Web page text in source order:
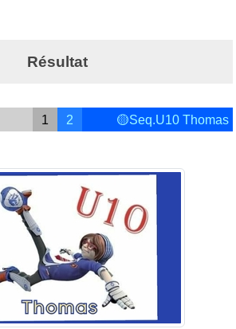
Résultat
1 2 🟡Seq.U10 Thomas